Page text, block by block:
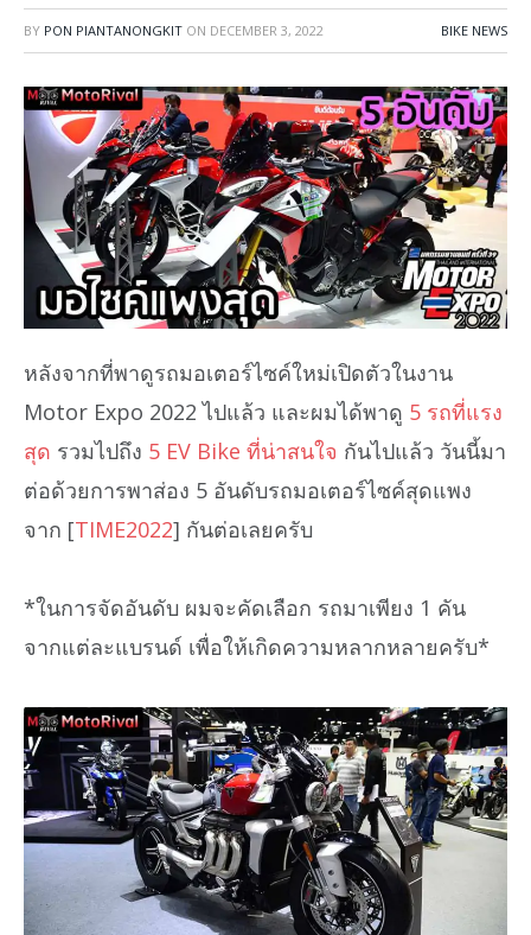
BY PON PIANTANONGKIT ON DECEMBER 3, 2022 BIKE NEWS
หลังจากที่พาดูรถมอเตอร์ไซค์ใหม่เปิดตัวในงาน
Motor Expo 2022 ไปแล้ว และผมได้พาดู 5 รถที่แรง
สุด รวมไปถึง 5 EV Bike ที่น่าสนใจ กันไปแล้ว วันนี้มา
ต่อด้วยการพาส่อง 5 อันดับรถมอเตอร์ไซค์สุดแพง
จาก [TIME2022] กันต่อเลยครับ
*ในการจัดอันดับ ผมจะคัดเลือก รถมาเพียง 1 คัน
จากแต่ละแบรนด์ เพื่อให้เกิดความหลากหลายครับ*